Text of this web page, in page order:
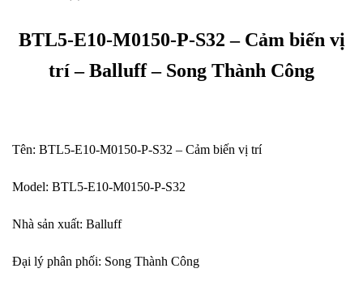
BTL5-E10-M0150-P-S32 – Cảm biến vị
trí – Balluff – Song Thành Công
Tên: BTL5-E10-M0150-P-S32 – Cảm biến vị trí
Model: BTL5-E10-M0150-P-S32
Nhà sản xuất: Balluff
Đại lý phân phối: Song Thành Công